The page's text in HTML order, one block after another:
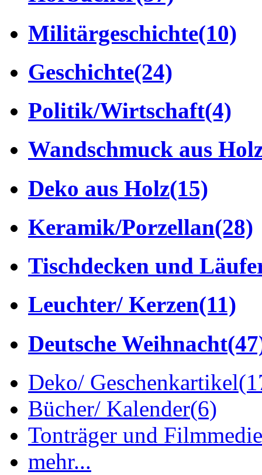
Militärgeschichte(10)
Geschichte(24)
Politik/Wirtschaft(4)
Wandschmuck aus
Deko aus Holz(15)
Keramik/Porzellan(28)
Tischdecken und
Leuchter/ Kerzen(11)
Deutsche Weihnacht
Deko/ Geschenkartikel
Bücher/ Kalender(6)
Tonträger und
mehr...